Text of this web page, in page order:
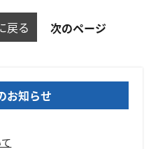
戻る 次のページ
お知らせ